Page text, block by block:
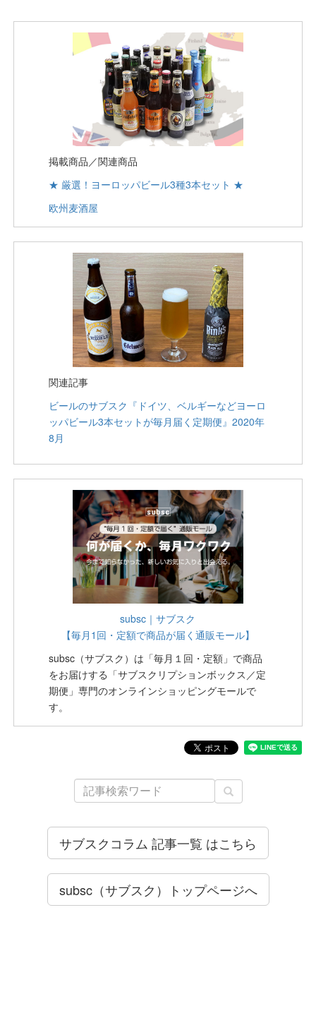
掲載商品／関連商品
★ 厳選！ヨーロッパビール3種3本セット ★
欧州麦酒屋
関連記事
ビールのサブスク『ドイツ、ベルギーなどヨーロ
ッパビール3本セットが毎月届く定期便』2020年
8月
subsc｜サブスク
【毎月1回・定額で商品が届く通販モール】
subsc（サブスク）は「毎月１回・定額」で商品
をお届けする「サブスクリプションボックス／定
期便」専門のオンラインショッピングモールで
す。
サブスクコラム 記事一覧 はこちら
subsc（サブスク）トップページへ